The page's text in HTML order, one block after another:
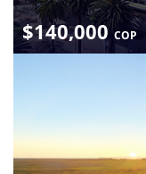
$140,000 COP